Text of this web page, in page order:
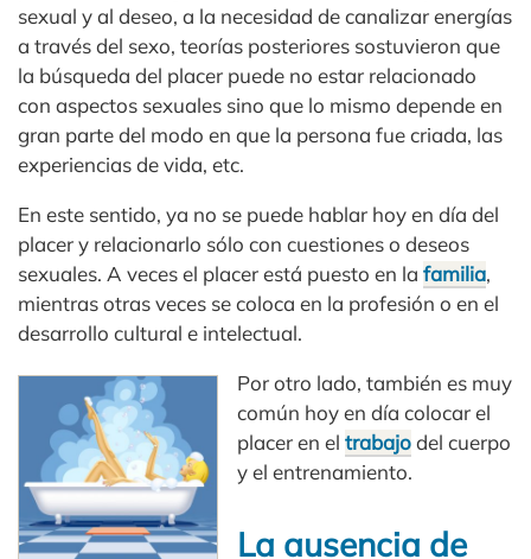
sexual y al deseo, a la necesidad de canalizar energías
a través del sexo, teorías posteriores sostuvieron que
la búsqueda del placer puede no estar relacionado
con aspectos sexuales sino que lo mismo depende en
gran parte del modo en que la persona fue criada, las
experiencias de vida, etc.
En este sentido, ya no se puede hablar hoy en día del
placer y relacionarlo sólo con cuestiones o deseos
sexuales. A veces el placer está puesto en la familia,
mientras otras veces se coloca en la profesión o en el
desarrollo cultural e intelectual.
Por otro lado, también es muy
común hoy en día colocar el
placer en eltrabajodel cuerpo
y el entrenamiento.
La ausencia de